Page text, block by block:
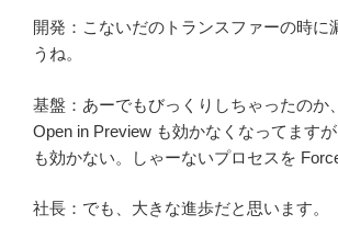
開発：こないだのトランスファーの時に
うね。
基盤：あーでもびっくりしちゃったのか
Open in Preview も効かなくなってま
も効かない。しゃーないプロセスを
社長：でも、大きな進歩だと思います。